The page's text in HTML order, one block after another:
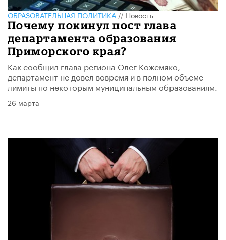
ОБРАЗОВАТЕЛЬНАЯ ПОЛИТИКА//Новость
Почему покинул пост глава
департамента образования
Приморского края?
Как сообщил глава региона Олег Кожемяко,
департамент не довел вовремя и в полном объеме
лимиты по некоторым муниципальным образованиям.
26 марта